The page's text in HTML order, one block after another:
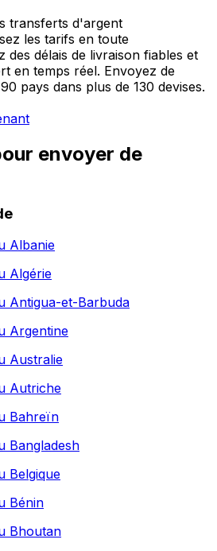
transferts d'argent
les tarifs en toute
des délais de livraison fiables et
en temps réel. Envoyez de
pays dans plus de 130 devises.
envoyer de
Albanie
Algérie
Antigua-et-Barbuda
Argentine
Australie
Autriche
Bahreïn
Bangladesh
Belgique
Bénin
Bhoutan